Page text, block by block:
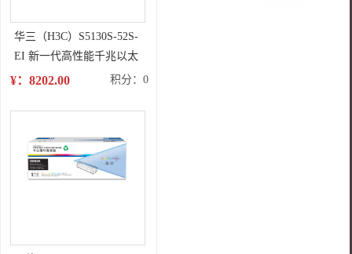
华三（H3C）S5130S-52S-
EI 新一代高性能千兆以太
网交换机
¥：8202.00 积分：0